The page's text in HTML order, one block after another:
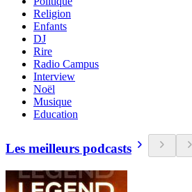
Religion
Enfants
DJ
Rire
Radio Campus
Interview
Noël
Musique
Education
Les meilleurs podcasts